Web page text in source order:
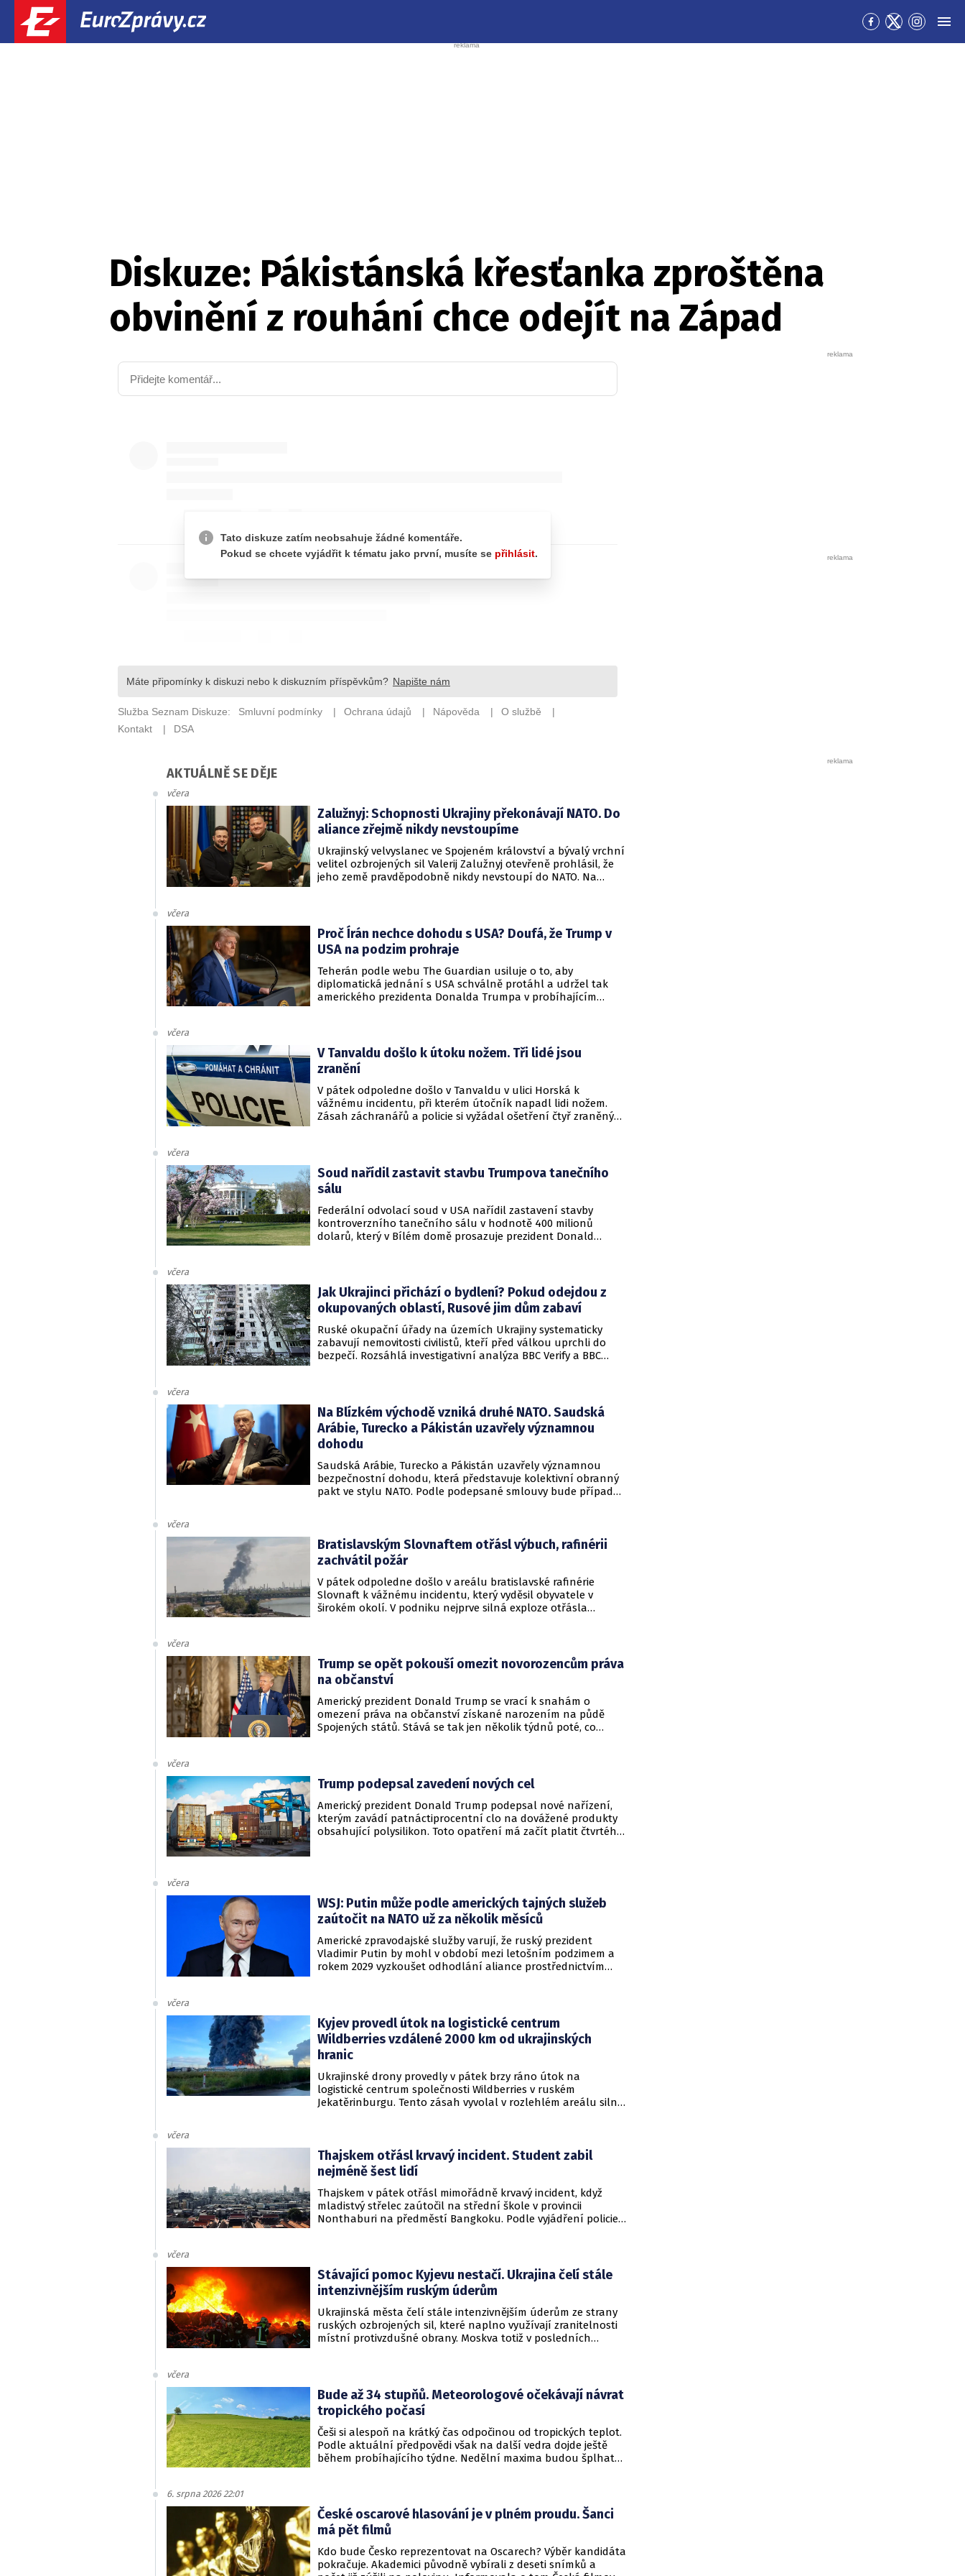
Přejít
na
Přejít
na
Přejít
na
Diskuze: Pákistánská křesťanka zproštěna
obvinění z rouhání chce odejít na Západ
AKTUÁLNĚ SE DĚJE
včera
Zalužnyj: Schopnosti Ukrajiny překonávají NATO. Do
aliance zřejmě nikdy nevstoupíme
Ukrajinský velvyslanec ve Spojeném království a bývalý vrchní
velitel ozbrojených sil Valerij Zalužnyj otevřeně prohlásil, že
jeho země pravděpodobně nikdy nevstoupí do NATO. Na
nedosažitelné.
včera
Proč Írán nechce dohodu s USA? Doufá, že Trump v
USA na podzim prohraje
Teherán podle webu The Guardian usiluje o to, aby
diplomatická jednání s USA schválně protáhl a udržel tak
amerického prezidenta Donalda Trumpa v probíhajícím
rukojmími za prezidenta Jimmyho Cartera.
včera
V Tanvaldu došlo k útoku nožem. Tři lidé jsou
zranění
V pátek odpoledne došlo v Tanvaldu v ulici Horská k
vážnému incidentu, při kterém útočník napadl lidi nožem.
Zásah záchranářů a policie si vyžádal ošetření čtyř zraněných
včera
Soud nařídil zastavit stavbu Trumpova tanečního
sálu
Federální odvolací soud v USA nařídil zastavení stavby
kontroverzního tanečního sálu v hodnotě 400 milionů
dolarů, který v Bílém domě prosazuje prezident Donald
včera
Jak Ukrajinci přichází o bydlení? Pokud odejdou z
okupovaných oblastí, Rusové jim dům zabaví
Ruské okupační úřady na územích Ukrajiny systematicky
zabavují nemovitosti civilistů, kteří před válkou uprchli do
bezpečí. Rozsáhlá investigativní analýza BBC Verify a BBC
včera
Na Blízkém východě vzniká druhé NATO. Saudská
Arábie, Turecko a Pákistán uzavřely významnou
dohodu
Saudská Arábie, Turecko a Pákistán uzavřely významnou
bezpečnostní dohodu, která představuje kolektivní obranný
pakt ve stylu NATO. Podle podepsané smlouvy bude případný
včera
Bratislavským Slovnaftem otřásl výbuch, rafinérii
zachvátil požár
V pátek odpoledne došlo v areálu bratislavské rafinérie
Slovnaft k vážnému incidentu, který vyděsil obyvatele v
širokém okolí. V podniku nejprve silná exploze otřásla
včera
Trump se opět pokouší omezit novorozencům práva
na občanství
Americký prezident Donald Trump se vrací k snahám o
omezení práva na občanství získané narozením na půdě
Spojených států. Stává se tak jen několik týdnů poté, co
včera
Trump podepsal zavedení nových cel
Americký prezident Donald Trump podepsal nové nařízení,
kterým zavádí patnáctiprocentní clo na dovážené produkty
obsahující polysilikon. Toto opatření má začít platit čtvrtého
včera
WSJ: Putin může podle amerických tajných služeb
zaútočit na NATO už za několik měsíců
Americké zpravodajské služby varují, že ruský prezident
Vladimir Putin by mohl v období mezi letošním podzimem a
rokem 2029 vyzkoušet odhodlání aliance prostřednictvím
přicházejí v době, kdy Moskva čelí rostoucímu tlaku kvůli
situaci na ukrajinské frontě. Masivní škody, které ukrajinské
drony způsobují ruskému zázemí, totiž Kreml zahnaly do
kouta.
včera
Kyjev provedl útok na logistické centrum
Wildberries vzdálené 2000 km od ukrajinských
hranic
Ukrajinské drony provedly v pátek brzy ráno útok na
logistické centrum společnosti Wildberries v ruském
Jekatěrinburgu. Tento zásah vyvolal v rozlehlém areálu silný
RWB, který řídí veškeré logistické operace.
včera
Thajskem otřásl krvavý incident. Student zabil
nejméně šest lidí
Thajskem v pátek otřásl mimořádně krvavý incident, když
mladistvý střelec zaútočil na střední škole v provincii
Nonthaburi na předměstí Bangkoku. Podle vyjádření policie
včera
Stávající pomoc Kyjevu nestačí. Ukrajina čelí stále
intenzivnějším ruským úderům
Ukrajinská města čelí stále intenzivnějším úderům ze strany
ruských ozbrojených sil, které naplno využívají zranitelnosti
místní protivzdušné obrany. Moskva totiž v posledních
obyvatelstvu dává jen pramalou šanci se včas ukrýt.
včera
Bude až 34 stupňů. Meteorologové očekávají návrat
tropického počasí
Češi si alespoň na krátký čas odpočinou od tropických teplot.
Podle aktuální předpovědi však na další vedra dojde ještě
během probíhajícího týdne. Nedělní maxima budou šplhat
6. srpna 2026 22:01
České oscarové hlasování je v plném proudu. Šanci
má pět filmů
Kdo bude Česko reprezentovat na Oscarech? Výběr kandidáta
pokračuje. Akademici původně vybírali z deseti snímků a